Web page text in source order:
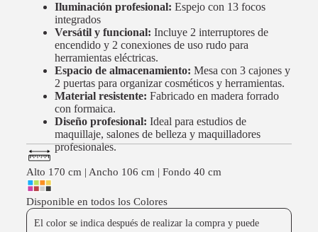
Iluminación profesional: Espejo con 13 focos
integrados
Versátil y funcional: Incluye 2 interruptores de
encendido y 2 conexiones de uso rudo para
herramientas eléctricas.
Espacio de almacenamiento: Mesa con 3 cajones y
2 puertas para organizar cosméticos y herramientas.
Material resistente: Fabricado en madera forrado
con formaica.
Diseño profesional: Ideal para estudios de
maquillaje, salones de belleza y maquilladores
profesionales.
Alto 170 cm | Ancho 106 cm | Fondo 40 cm
Disponible en todos los Colores
El color se indica después de realizar la compra y puede